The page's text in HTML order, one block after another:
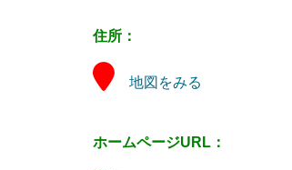
住所：
地図をみる
ホームページURL：